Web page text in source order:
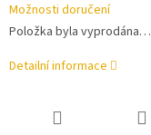
Možnosti doručení
Položka byla vyprodána…
Detailní informace